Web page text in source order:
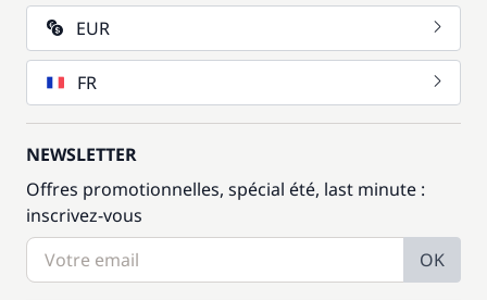
EUR
FR
NEWSLETTER
Offres promotionnelles, spécial été, last minute :
inscrivez-vous
OK